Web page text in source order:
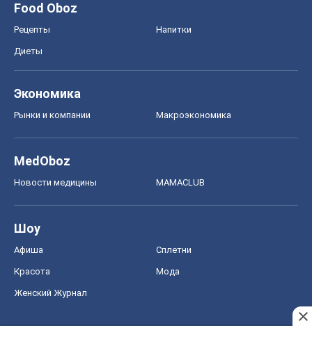
Food Oboz
Рецепты Напитки
Диеты
Экономика
Рынки и компании Mакроэкономика
MedOboz
Новости медицины MAMACLUB
Шоу
Афиша Сплетни
Красота Мода
Женский Журнал